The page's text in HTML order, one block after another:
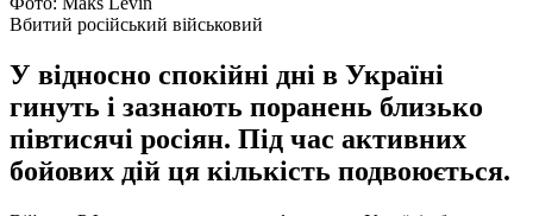
Вбитий російський військовий
У відносно спокійні дні в Україні
гинуть і зазнають поранень близько
півтисячі росіян. Під час активних
бойових дій ця кількість подвоюється.